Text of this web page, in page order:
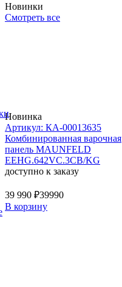
Новинки
Смотреть все
Новинка
Артикул: КА-00013635
Комбинированная варочная
панель MAUNFELD
EEHG.642VC.3CB/KG
доступно к заказу
39 990 ₽39990
В корзину